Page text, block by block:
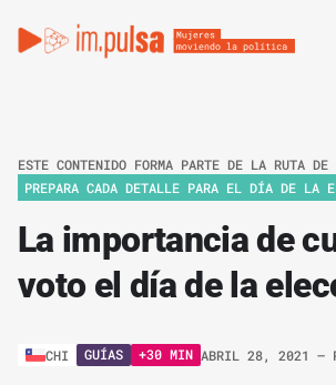
ESTE CONTENIDO FORMA PARTE DE LA RUTA DE
PREPARA CADA DETALLE PARA EL DÍA DE LA
La importancia de
voto el día de la
CHI GUÍAS +30 MIN ABRIL 28, 2021 –